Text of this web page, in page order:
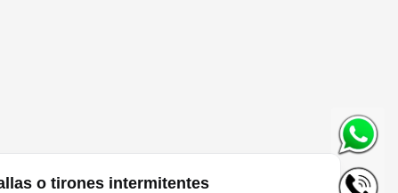
o tirones intermitentes